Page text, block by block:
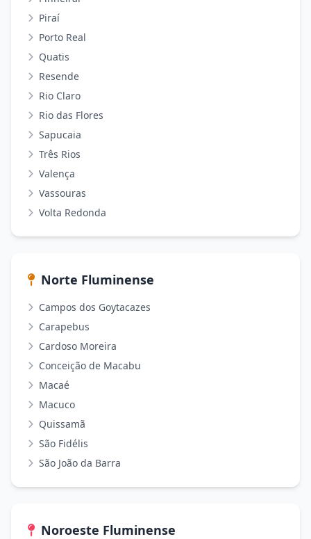
Piraí
Porto Real
Quatis
Resende
Rio Claro
Rio das Flores
Sapucaia
Três Rios
Valença
Vassouras
Volta Redonda
Norte Fluminense
Campos dos Goytacazes
Carapebus
Cardoso Moreira
Conceição de Macabu
Macaé
Macuco
Quissamã
São Fidélis
São João da Barra
Noroeste Fluminense